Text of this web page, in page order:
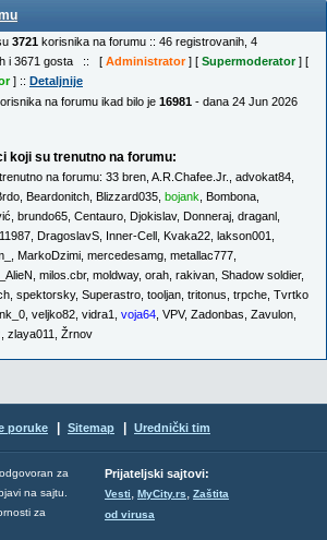
3721 korisnika na forumu :: 46 registrovanih, 4
i 3671 gosta :: [ Administrator] [ Supermoderator] [
] :: Detaljnije
na forumu ikad bilo je 16981 - dana 24 Jun 2026
koji su trenutno na forumu:
na forumu: 33 bren A.R.Chafee.Jr. advokat84
Beardonitch Blizzard035 bojank Bombona
brundo65 Centauro Djokislav, Donneraj draganl
DragoslavS Inner-Cell Kvaka22 lakson001
MarkoDzimi mercedesamg metallac777
milos.cbr, moldway, orah rakivan Shadow soldier,
spektorsky, Superastro tooljan tritonus trpche Tvrtko
veljko82 vidra1 voja64 VPV, Zadonbas Zavulon
zlaya011 Žrnov
poruke Sitemap Urednički tim
za
na sajtu.
za
Prijateljski sajtovi:
Vesti, MyCity.rs, Zaštita
od virusa